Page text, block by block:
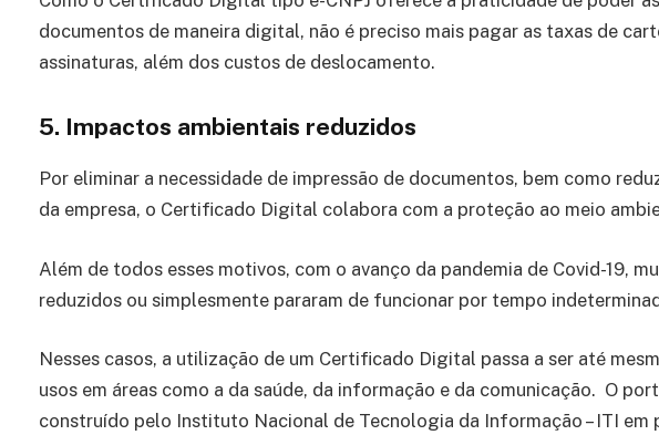
documentos de maneira digital, não é preciso mais pagar as taxas de
assinaturas, além dos custos de deslocamento.
5. Impactos ambientais reduzidos
Por eliminar a necessidade de impressão de documentos, bem como
da empresa, o Certificado Digital colabora com a proteção ao meio
Além de todos esses motivos, com o avanço da pandemia de Covid-19,
reduzidos ou simplesmente pararam de funcionar por tempo
Nesses casos, a utilização de um Certificado Digital passa a ser até
usos em áreas como a da saúde, da informação e da comunicação. O
construído pelo Instituto Nacional de Tecnologia da Informação – ITI em